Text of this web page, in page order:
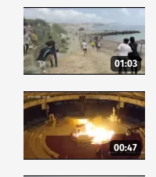
01:03
00:47